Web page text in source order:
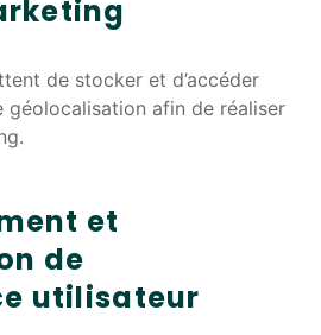
de stocker et d’accéder
géolocalisation afin de réaliser
et
de
utilisateur